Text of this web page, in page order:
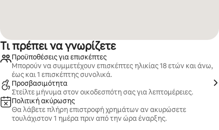
Τι πρέπει να γνωρίζετε
Προϋποθέσεις για επισκέπτες
Μπορούν να συμμετέχουν επισκέπτες ηλικίας 18 ετών και άνω,
έως και 1 επισκέπτης συνολικά.
Προσβασιμότητα
Στείλτε μήνυμα στον οικοδεσπότη σας για λεπτομέρειες.
Πολιτική ακύρωσης
Θα λάβετε πλήρη επιστροφή χρημάτων αν ακυρώσετε
τουλάχιστον 1 ημέρα πριν από την ώρα έναρξης.